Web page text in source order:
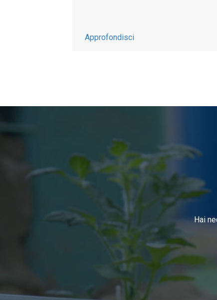
Approfondisci-
Hai